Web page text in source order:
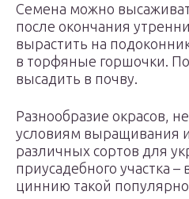
Семена можно
после окончания
вырастить на
в торфяные горшочки.
высадить в почву.
Разнообразие окрасов,
условиям выращивания
различных сортов для
приусадебного участка –
циннию такой